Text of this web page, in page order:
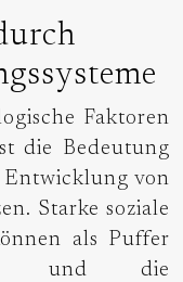
Faktoren
die Bedeutung
Entwicklung von
Starke soziale
als Puffer
und die